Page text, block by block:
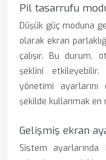
Pil tasarrufu
Düşük güç moduna
olarak ekran
çalışır. Bu durum,
şeklini
yönetimi
şekilde kullanmak en
Gelişmiş ekran
Sistem